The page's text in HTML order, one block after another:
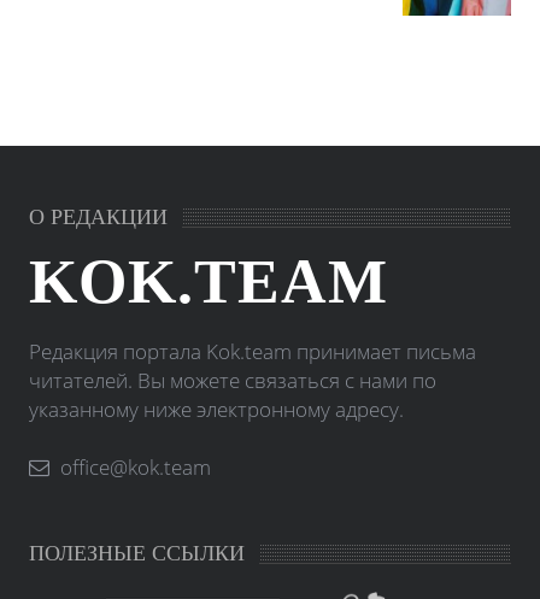
О РЕДАКЦИИ
KOK.TEAM
Редакция портала Kok.team принимает письма
читателей. Вы можете связаться с нами по
указанному ниже электронному адресу.
office@kok.team
ПОЛЕЗНЫЕ ССЫЛКИ